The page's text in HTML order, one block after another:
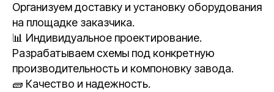
Организуем доставку и установку оборудования
на площадке заказчика.
📊 Индивидуальное проектирование.
Разрабатываем схемы под конкретную
производительность и компоновку завода.
🧱 Качество и надежность.